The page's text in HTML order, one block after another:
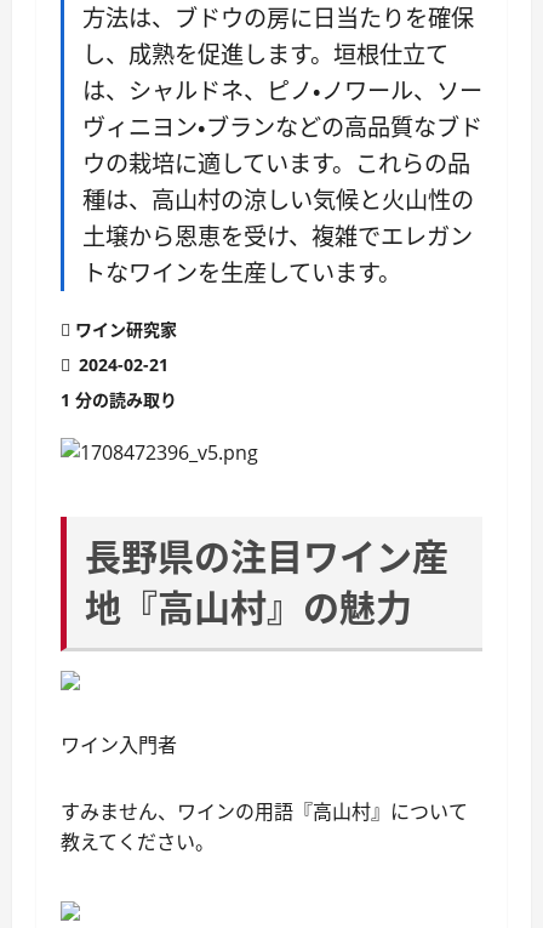
方法は、ブドウの房に日当たりを確保
し、成熟を促進します。垣根仕立て
は、シャルドネ、ピノ・ノワール、ソー
ヴィニヨン・ブランなどの高品質なブド
ウの栽培に適しています。これらの品
種は、高山村の涼しい気候と火山性の
土壌から恩恵を受け、複雑でエレガン
トなワインを生産しています。
ワイン研究家
2024-02-21
1 分の読み取り
長野県の注目ワイン産
地『高山村』の魅力
ワイン入門者
すみません、ワインの用語『高山村』について
教えてください。